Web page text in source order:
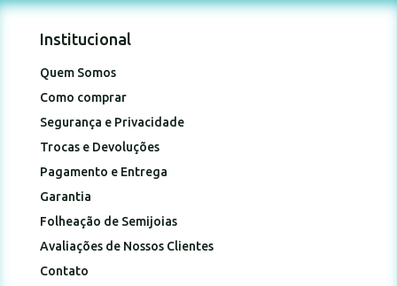
Institucional
Quem Somos
Como comprar
Segurança e Privacidade
Trocas e Devoluções
Pagamento e Entrega
Garantia
Folheação de Semijoias
Avaliações de Nossos Clientes
Contato